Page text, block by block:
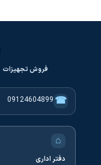
فروش تجهیزات
☎
09124604899
⌂
دفتر اداری